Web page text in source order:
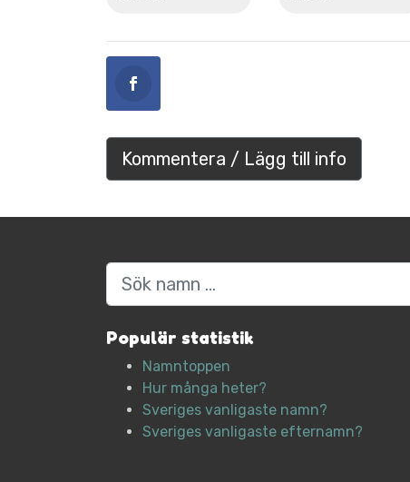
Kommentera / Lägg till info
Sök
Populär statistik
Namntoppen
Hur många heter?
Sveriges vanligaste namn?
Sveriges vanligaste efternamn?